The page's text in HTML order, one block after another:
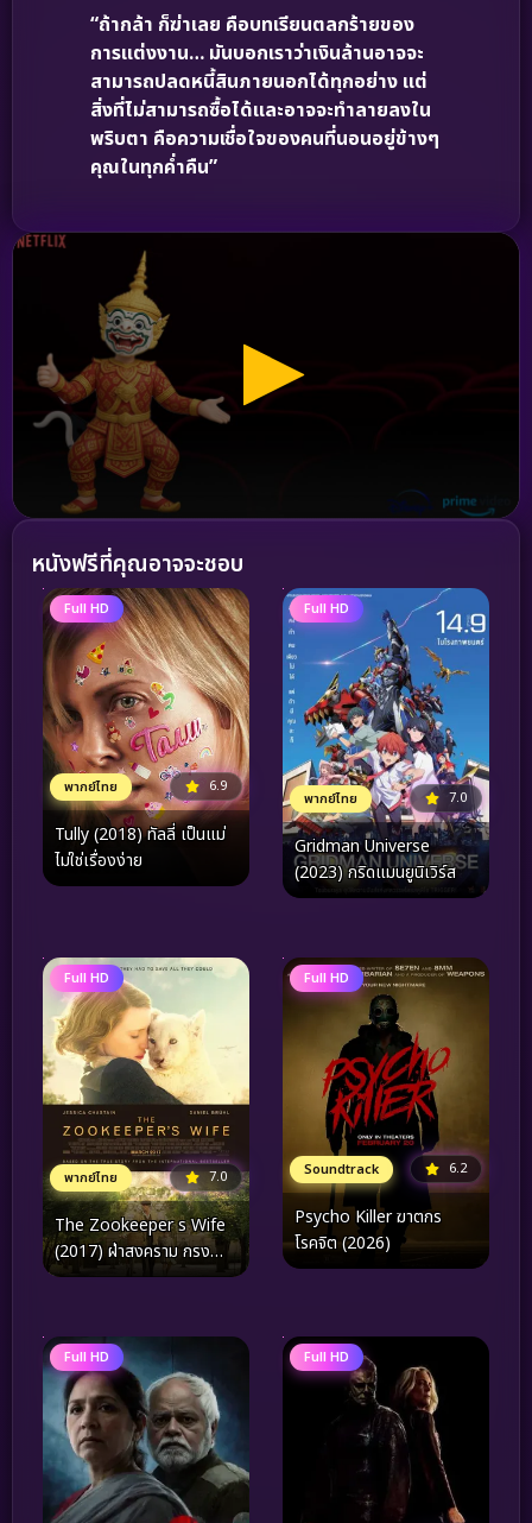
“ถ้ากล้า ก็ฆ่าเลย คือบทเรียนตลกร้ายของ
การแต่งงาน… มันบอกเราว่าเงินล้านอาจจะ
สามารถปลดหนี้สินภายนอกได้ทุกอย่าง แต่
สิ่งที่ไม่สามารถซื้อได้และอาจจะทำลายลงใน
พริบตา คือความเชื่อใจของคนที่นอนอยู่ข้างๆ
คุณในทุกค่ำคืน”
หนังฟรีที่คุณอาจจะชอบ
Full HD
พากย์ไทย 6.9
Tully (2018) ทัลลี่ เป็นแม่
ไม่ใช่เรื่องง่าย
Full HD
พากย์ไทย 7.0
Gridman Universe
(2023) กริดแมนยูนิเวิร์ส
Full HD
พากย์ไทย 7.0
The Zookeeper s Wife
(2017) ฝ่าสงคราม กรง
สมรภูมิ
Full HD
Soundtrack 6.2
Psycho Killer ฆาตกร
โรคจิต (2026)
Full HD Full HD